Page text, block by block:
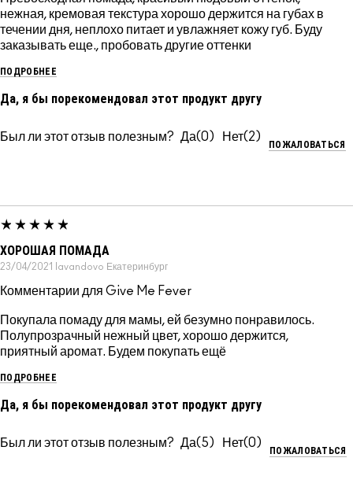
нежная, кремовая текстура хорошо держится на губах в
течении дня, неплохо питает и увлажняет кожу губ. Буду
заказывать еще., пробовать другие оттенки
ПОДРОБНЕЕ
Да, я бы порекомендовал этот продукт другу
Был ли этот отзыв полезным? 0 2
ПОЖАЛОВАТЬСЯ
ХОРОШАЯ ПОМАДА
23/04/2021 lavandovo Екатеринбург
Комментарии для Give Me Fever
Покупала помаду для мамы, ей безумно понравилось.
Полупрозрачный нежный цвет, хорошо держится,
приятный аромат. Будем покупать ещё
ПОДРОБНЕЕ
Да, я бы порекомендовал этот продукт другу
Был ли этот отзыв полезным? 5 0
ПОЖАЛОВАТЬСЯ